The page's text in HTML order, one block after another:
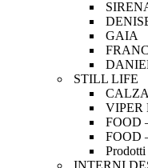
GAIA
STILL LIFE
VIPER
FOOD
FOOD
INTERNI